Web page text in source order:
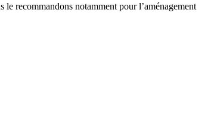
recommandons notamment pour l’aménagement